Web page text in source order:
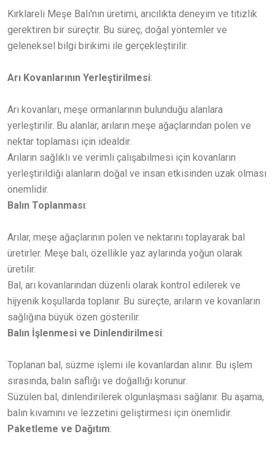
Kırklareli Meşe Balı'nın üretimi, arıcılıkta deneyim ve titizlik
gerektiren bir süreçtir. Bu süreç, doğal yöntemler ve
geleneksel bilgi birikimi ile gerçekleştirilir.
Arı Kovanlarının Yerleştirilmesi:
Arı kovanları, meşe ormanlarının bulunduğu alanlara
yerleştirilir. Bu alanlar, arıların meşe ağaçlarından polen ve
nektar toplaması için idealdir.
Arıların sağlıklı ve verimli çalışabilmesi için kovanların
yerleştirildiği alanların doğal ve insan etkisinden uzak olması
önemlidir.
Balın Toplanması:
Arılar, meşe ağaçlarının polen ve nektarını toplayarak bal
üretirler. Meşe balı, özellikle yaz aylarında yoğun olarak
üretilir.
Bal, arı kovanlarından düzenli olarak kontrol edilerek ve
hijyenik koşullarda toplanır. Bu süreçte, arıların ve kovanların
sağlığına büyük özen gösterilir.
Balın İşlenmesi ve Dinlendirilmesi:
Toplanan bal, süzme işlemi ile kovanlardan alınır. Bu işlem
sırasında, balın saflığı ve doğallığı korunur.
Süzülen bal, dinlendirilerek olgunlaşması sağlanır. Bu aşama,
balın kıvamını ve lezzetini geliştirmesi için önemlidir.
Paketleme ve Dağıtım: